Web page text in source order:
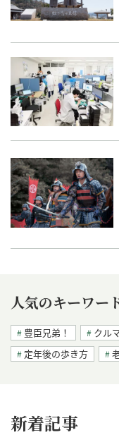
人気のキーワー
豊臣兄弟！ クル
定年後の歩き方
新着記事